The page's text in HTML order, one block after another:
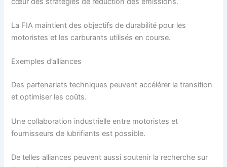
La FIA maintient des objectifs de durabilité pour les
motoristes et les carburants utilisés en course.
Exemples d’alliances
Des partenariats techniques peuvent accélérer la transition
et optimiser les coûts.
Une collaboration industrielle entre motoristes et
fournisseurs de lubrifiants est possible.
De telles alliances peuvent aussi soutenir la recherche sur